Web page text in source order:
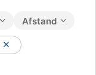
Afstand